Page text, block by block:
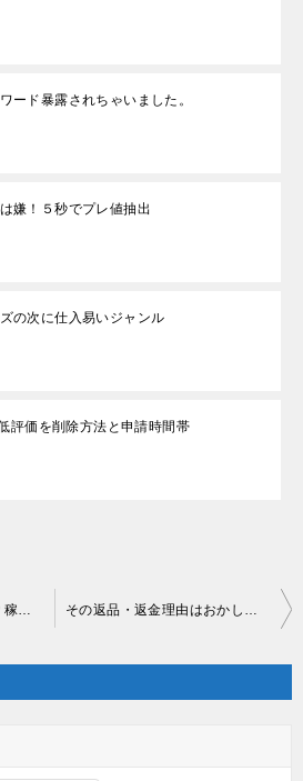
ード暴露されちゃいました。
嫌！５秒でプレ値抽出
の次に仕入易いジャンル
評価を削除方法と申請時間帯
メディア系せどり稼げる？稼げない？ その返品・返金理由はおかしいでしょ！！